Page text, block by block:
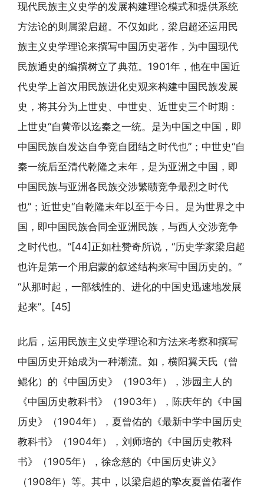
现代民族主义史学的发展构建理论模式和提供系统
方法论的则属梁启超。不仅如此，梁启超还运用民
族主义史学理论来撰写中国历史著作，为中国现代
民族通史的编撰树立了典范。1901年，他在中国近
代史学上首次用民族进化史观来构建中国民族发展
史，将其分为上世史、中世史、近世史三个时期：
上世史“自黄帝以迄秦之一统。是为中国之中国，即
中国民族自发达自争竞自团结之时代也”；中世史“自
秦一统后至清代乾隆之末年，是为亚洲之中国，即
中国民族与亚洲各民族交涉繁赜竞争最烈之时代
也”；近世史“自乾隆末年以至于今日。是为世界之中
国，即中国民族合同全亚洲民族，与西人交涉竞争
之时代也。”[44]正如杜赞奇所说，“历史学家梁启超
也许是第一个用启蒙的叙述结构来写中国历史的。”
“从那时起，一部线性的、进化的中国史迅速地发展
起来”。[45]
此后，运用民族主义史学理论和方法来考察和撰写
中国历史开始成为一种潮流。如，横阳翼天氏（曾
鲲化）的《中国历史》（1903年），涉园主人的
《中国历史教科书》（1903年），陈庆年的《中国
历史》（1904年），夏曾佑的《最新中学中国历史
教科书》（1904年），刘师培的《中国历史教科
书》（1905年），徐念慈的《中国历史讲义》
（1908年）等。其中，以梁启超的挚友夏曾佑著作